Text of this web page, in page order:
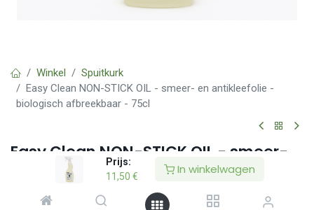
Prijs:
11,50 € In winkelwagen
Winkel
Spuitkurk
Easy Clean NON-STICK OIL - smeer- en antikleefolie -
biologisch afbreekbaar - 75cl
Easy Clean NON-STICK OIL - smeer-
en antikleefolie - biologisch
afbreekbaar - 75cl